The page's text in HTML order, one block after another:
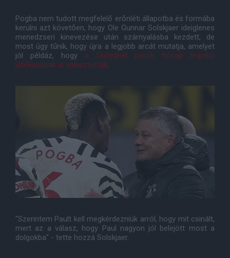
Pogba nem tudott megfelelő erőnléti állapotba és formába
kerülni azt követően, hogy Ole Gunnar Solskjaer ideiglenes
menedzseri kinevezése után szárnyalásba kezdett, de
most úgy tűnik, hogy újra a legjobb arcát mutatja, amelyet
jól példáz, hogy a Unitednél január hónap legjobb
játékosának is választották.
"Szerintem Pault kell megkérdezniük arról, hogy mit csinált,
mert az a válasz, hogy Paul nagyon jól belejött most a
dolgokba" - tette hozzá Solskjaer.